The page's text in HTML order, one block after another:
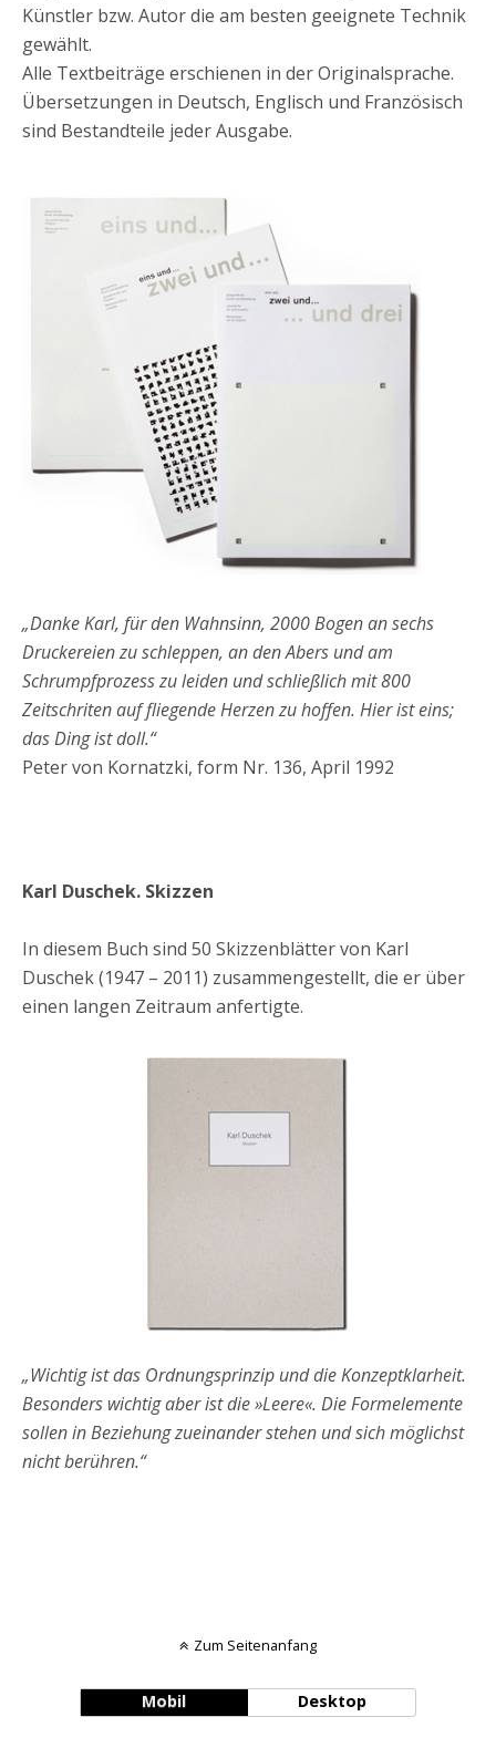
Künstler bzw. Autor die am besten geeignete Technik
gewählt.
Alle Textbeiträge erschienen in der Originalsprache.
Übersetzungen in Deutsch, Englisch und Französisch
sind Bestandteile jeder Ausgabe.
„Danke Karl, für den Wahnsinn, 2000 Bogen an sechs
Druckereien zu schleppen, an den Abers und am
Schrumpfprozess zu leiden und schließlich mit 800
Zeitschriten auf fliegende Herzen zu hoffen. Hier ist eins;
das Ding ist doll.“
Peter von Kornatzki, form Nr. 136, April 1992
Karl Duschek. Skizzen
In diesem Buch sind 50 Skizzenblätter von Karl
Duschek (1947 – 2011) zusammengestellt, die er über
einen langen Zeitraum anfertigte.
„Wichtig ist das Ordnungsprinzip und die Konzeptklarheit.
Besonders wichtig aber ist die »Leere«. Die Formelemente
sollen in Beziehung zueinander stehen und sich möglichst
nicht berühren.“
Zum Seitenanfang
Mobil Desktop